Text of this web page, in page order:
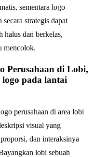
sementara logo
strategis dapat
halus dan berkelas,
mencolok.
Perusahaan di Lobi,
logo pada lantai
perusahaan di area lobi
visual yang
dan interaksinya
lobi sebuah